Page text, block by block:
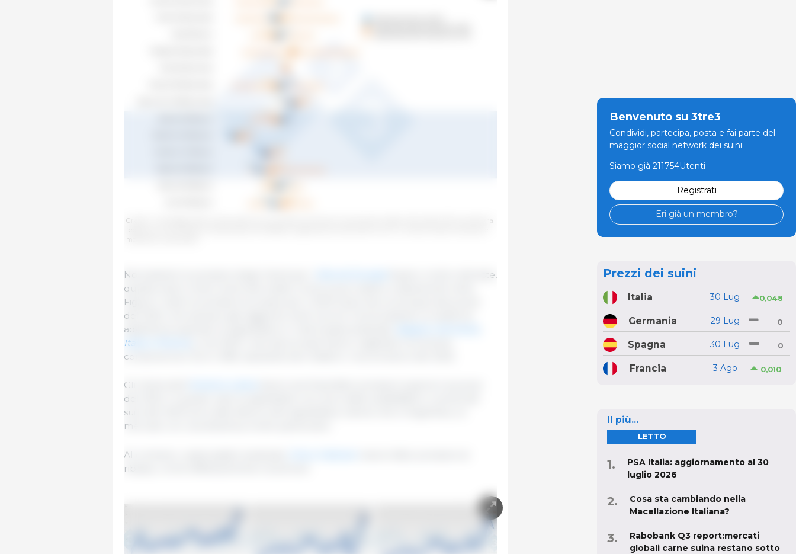
Grafico 1. Sondaggio 333 sul prezzo del Suino nel 2023: confronto tra le previsioni degli Utenti della 333 (raccolte tra
febbraio e marzo 2023) e il prezzo del suino effettivo registrato durante tutto l'anno. Il numero di dati analizzati è
mostrato tra parentesi.
Nonostante le previsioni degli Utenti per i
fossero molto ottimiste,
queste erano molto vicine alla realtà. Come si può vedere chiaramente nella
Figura 1, tutte le previsioni europee per il 2023 erano ben al di sopra dei prezzi
del 2022, che avevano già raggiunto livelli record. Ciononostante, la realtà ha
addirittura superato le aspettative in 4 dei 6 paesi analizzati,
Italia e Polonia
compresi tra il 22 e il 26%, lasciando ben indietro i record storici del 2022.
Gli Utenti dell'
del 2022. In questo caso le aspettative non sono state soddisfatte e i prezzi dei
suini del 2023 sono stati inferiori alle aspettative, tranne che in Argentina, un
mercato con una dinamica molto particolare.
Al contrario, i paesi asiatici analizzati,
ribasso, come effettivamente è avvenuto.
Benvenuto su 3tre3
Condividi, partecipa, posta e fai parte del
maggior social network dei suini
Siamo già 211754Utenti
Registrati
Eri già un membro?
Prezzi dei suini
Italia 30 Lug 0,048
Germania 29 Lug 0
Spagna 30 Lug 0
Francia 3 Ago 0,010
Il più...
LETTO
PSA Italia: aggiornamento al 30
luglio 2026
Cosa sta cambiando nella
Macellazione Italiana?
Rabobank Q3 report:mercati
globali carne suina restano sotto